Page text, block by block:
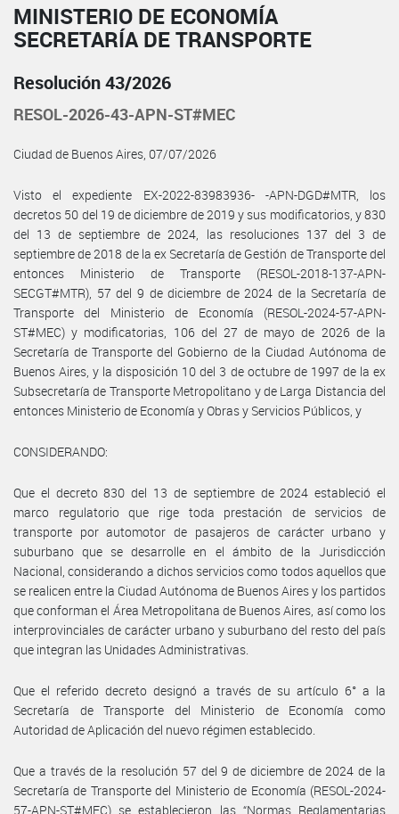
MINISTERIO DE ECONOMÍA
SECRETARÍA DE TRANSPORTE
Resolución 43/2026
RESOL-2026-43-APN-ST#MEC
Ciudad de Buenos Aires, 07/07/2026
Visto el expediente EX-2022-83983936- -APN-DGD#MTR, los
decretos 50 del 19 de diciembre de 2019 y sus modificatorios, y 830
del 13 de septiembre de 2024, las resoluciones 137 del 3 de
septiembre de 2018 de la ex Secretaría de Gestión de Transporte del
entonces Ministerio de Transporte (RESOL-2018-137-APN-
SECGT#MTR), 57 del 9 de diciembre de 2024 de la Secretaría de
Transporte del Ministerio de Economía (RESOL-2024-57-APN-
ST#MEC) y modificatorias, 106 del 27 de mayo de 2026 de la
Secretaría de Transporte del Gobierno de la Ciudad Autónoma de
Buenos Aires, y la disposición 10 del 3 de octubre de 1997 de la ex
Subsecretaría de Transporte Metropolitano y de Larga Distancia del
entonces Ministerio de Economía y Obras y Servicios Públicos, y
CONSIDERANDO:
Que el decreto 830 del 13 de septiembre de 2024 estableció el
marco regulatorio que rige toda prestación de servicios de
transporte por automotor de pasajeros de carácter urbano y
suburbano que se desarrolle en el ámbito de la Jurisdicción
Nacional, considerando a dichos servicios como todos aquellos que
se realicen entre la Ciudad Autónoma de Buenos Aires y los partidos
que conforman el Área Metropolitana de Buenos Aires, así como los
interprovinciales de carácter urbano y suburbano del resto del país
que integran las Unidades Administrativas.
Que el referido decreto designó a través de su artículo 6° a la
Secretaría de Transporte del Ministerio de Economía como
Autoridad de Aplicación del nuevo régimen establecido.
Que a través de la resolución 57 del 9 de diciembre de 2024 de la
Secretaría de Transporte del Ministerio de Economía (RESOL-2024-
57-APN-ST#MEC) se establecieron las “Normas Reglamentarias